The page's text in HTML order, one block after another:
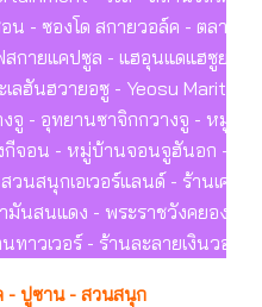
- ซองโด สกายวอล์ค - ตลาดป
สกายแคปซูล - แฮอุนแดแฮซูยก
ฮันฮวายอซู - Yeosu
งจู - อุทยานซาจิกกวางจู - หมู่บ้
กีจอน - หมู่บ้านจอนจูฮันอก - ย
นสนุกเอเวอร์แลนด์ - ร้านเครื่อ
มันสนแดง - พระราชวังคยองบ
ทาวเวอร์ - ร้านละลายเงินวอน
- ปูซาน - สวนสนุก